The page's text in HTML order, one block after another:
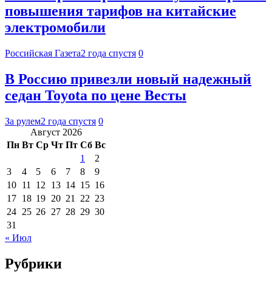
повышения тарифов на китайские
электромобили
Российская Газета2 года спустя 0
В Россию привезли новый надежный
седан Toyota по цене Весты
За рулем2 года спустя 0
Август 2026
Пн Вт Ср Чт Пт Сб Вс
1
2
3
4 5 6 7 8
9
10 11 12 13 14 15 16
17 18 19 20 21 22 23
24 25 26 27 28 29 30
31
« Июл
Рубрики